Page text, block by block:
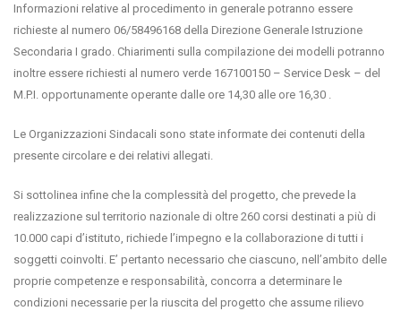
Informazioni relative al procedimento in generale potranno essere
richieste al numero 06/58496168 della Direzione Generale Istruzione
Secondaria I grado. Chiarimenti sulla compilazione dei modelli potranno
inoltre essere richiesti al numero verde 167100150 – Service Desk – del
M.P.I. opportunamente operante dalle ore 14,30 alle ore 16,30 .
Le Organizzazioni Sindacali sono state informate dei contenuti della
presente circolare e dei relativi allegati.
Si sottolinea infine che la complessità del progetto, che prevede la
realizzazione sul territorio nazionale di oltre 260 corsi destinati a più di
10.000 capi d’istituto, richiede l’impegno e la collaborazione di tutti i
soggetti coinvolti. E’ pertanto necessario che ciascuno, nell’ambito delle
proprie competenze e responsabilità, concorra a determinare le
condizioni necessarie per la riuscita del progetto che assume rilievo